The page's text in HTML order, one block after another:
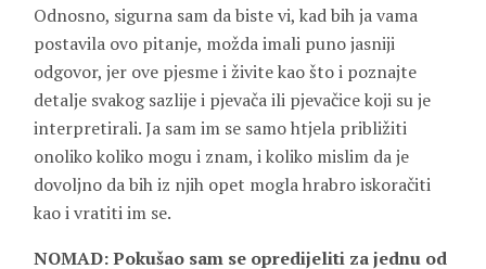
Odnosno, sigurna sam da biste vi, kad bih ja vama
postavila ovo pitanje, možda imali puno jasniji
odgovor, jer ove pjesme i živite kao što i poznajte
detalje svakog sazlije i pjevača ili pjevačice koji su je
interpretirali. Ja sam im se samo htjela približiti
onoliko koliko mogu i znam, i koliko mislim da je
dovoljno da bih iz njih opet mogla hrabro iskoračiti
kao i vratiti im se.
NOMAD: Pokušao sam se opredijeliti za jednu od